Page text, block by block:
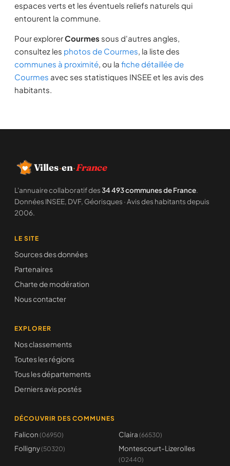
espaces verts et les éventuels reliefs naturels qui
entourent la commune.
Pour explorerCourmes sous d'autres angles,
consultez les photos de Courmes, la liste des
communes à proximité, ou la fiche détaillée de
Courmes avec ses statistiques INSEE et les avis des
habitants.
Villes·en·France
L'annuaire collaboratif des34 493 communes de France.
Données INSEE, DVF, Géorisques · Avis des habitants depuis
2006.
LE SITE
Sources des données
Partenaires
Charte de modération
Nous contacter
EXPLORER
Nos classements
Toutes les régions
Tous les départements
Derniers avis postés
DÉCOUVRIR DES COMMUNES
Falicon (06950) Claira (66530)
Folligny(50320) Montescourt-Lizerolles
(02440)